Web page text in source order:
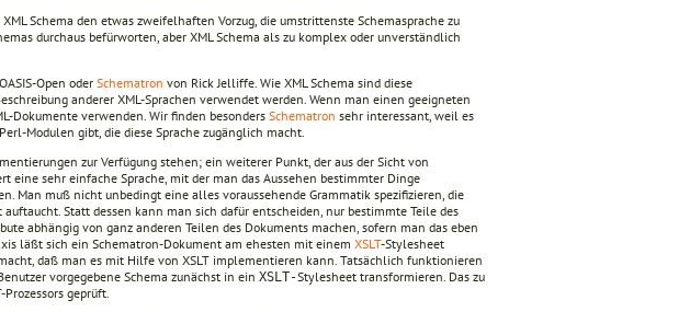
Schema den etwas zweifelhaften Vorzug, die umstrittenste Schemasprache zu
durchaus befürworten, aber XML Schema als zu komplex oder unverständlich
Open oder Schematron von Rick Jelliffe. Wie XML Schema sind diese
anderer XML-Sprachen verwendet werden. Wenn man einen geeigneten
Dokumente verwenden. Wir finden besondersSchematron sehr interessant, weil es
Modulen gibt, die diese Sprache zugänglich macht.
zur Verfügung stehen; ein weiterer Punkt, der aus der Sicht von
eine sehr einfache Sprache, mit der man das Aussehen bestimmter Dinge
Man muß nicht unbedingt eine alles voraussehende Grammatik spezifizieren, die
Statt dessen kann man sich dafür entscheiden, nur bestimmte Teile des
abhängig von ganz anderen Teilen des Dokuments machen, sofern man das eben
läßt sich ein Schematron-Dokument am ehesten mit einem XSLT-Stylesheet
daß man es mit Hilfe von XSLT implementieren kann. Tatsächlich funktionieren
vorgegebene Schema zunächst in ein XSLT-Stylesheet transformieren. Das zu
geprüft.